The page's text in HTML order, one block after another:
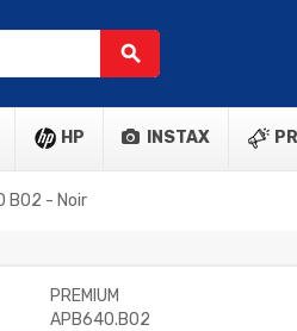
search
HP INSTAX
B02 - Noir
PREMIUM
APB640.B02